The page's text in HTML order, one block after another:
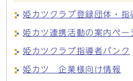
姫カツクラブ登録団体・指
姫カツ連携活動の案内ペー
姫カツクラブ指導者バンク
姫カツ 企業様向け情報